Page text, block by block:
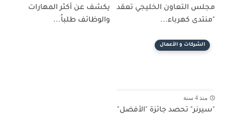
مجلس التعاون الخليجي تعقد
"منتدى كهرباء...
يكشف عن أكثر المهارات
والوظائف طلباً...
الشركات و الأعمال
منذ 4 سنة
"سيرنر" تحصد جائزة "الأفضل"